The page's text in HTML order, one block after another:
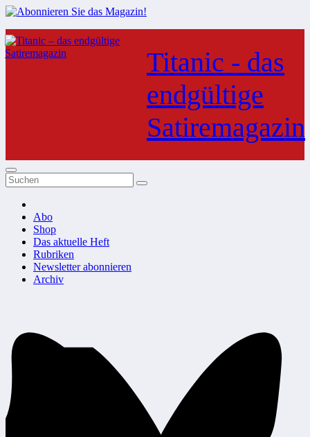
Zum
Inhalt
springen
Titanic - das
endgültige
Satiremagazin
Abo
Shop
Das aktuelle Heft
Rubriken
Newsletter abonnieren
Archiv